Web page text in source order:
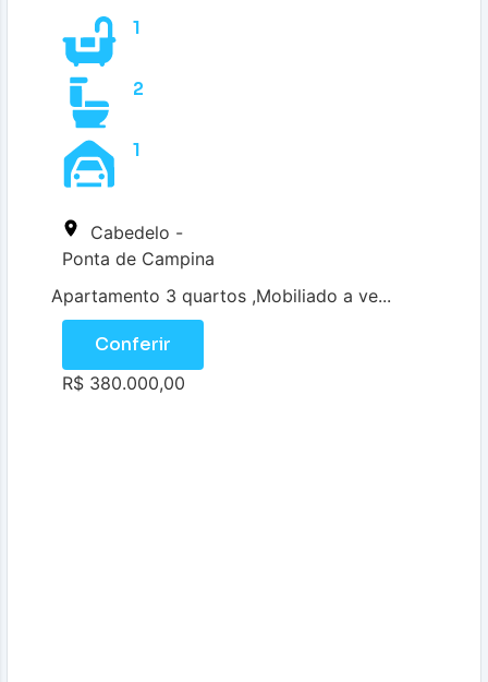
1
2
1
Cabedelo -
Ponta de Campina
Apartamento 3 quartos ,Mobiliado a ve...
Conferir
R$ 380.000,00